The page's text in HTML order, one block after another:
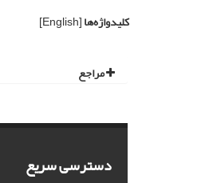
کلیدواژه‌ها[English]
مراجع
دسترسی سریع